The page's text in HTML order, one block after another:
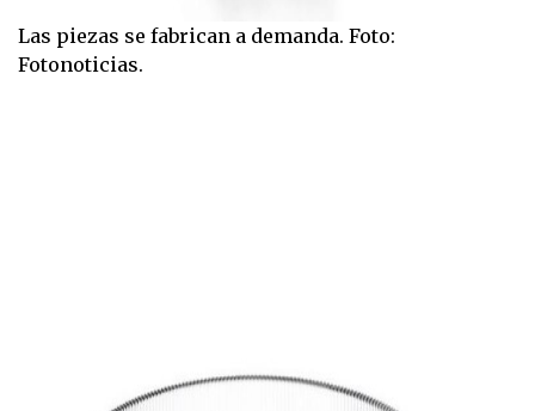
Las piezas se fabrican a demanda. Foto:
Fotonoticias.